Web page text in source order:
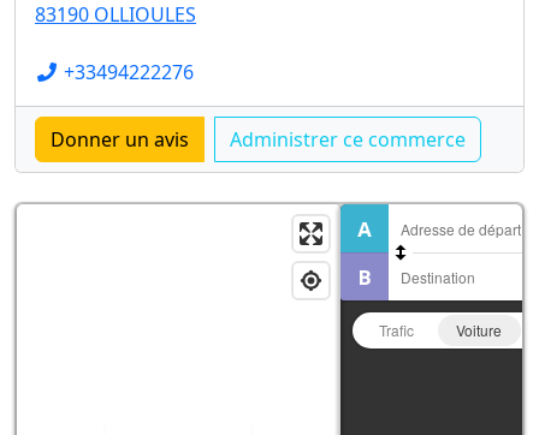
83190 OLLIOULES
+33494222276
Trafic Voiture